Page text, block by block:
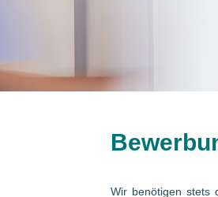
Wir benötigen stets